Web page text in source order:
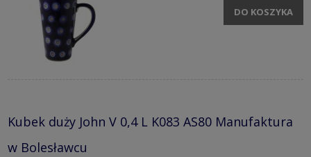
DO KOSZYKA
Kubek duży John V 0,4 L K083 AS80 Manufaktura
w Bolesławcu